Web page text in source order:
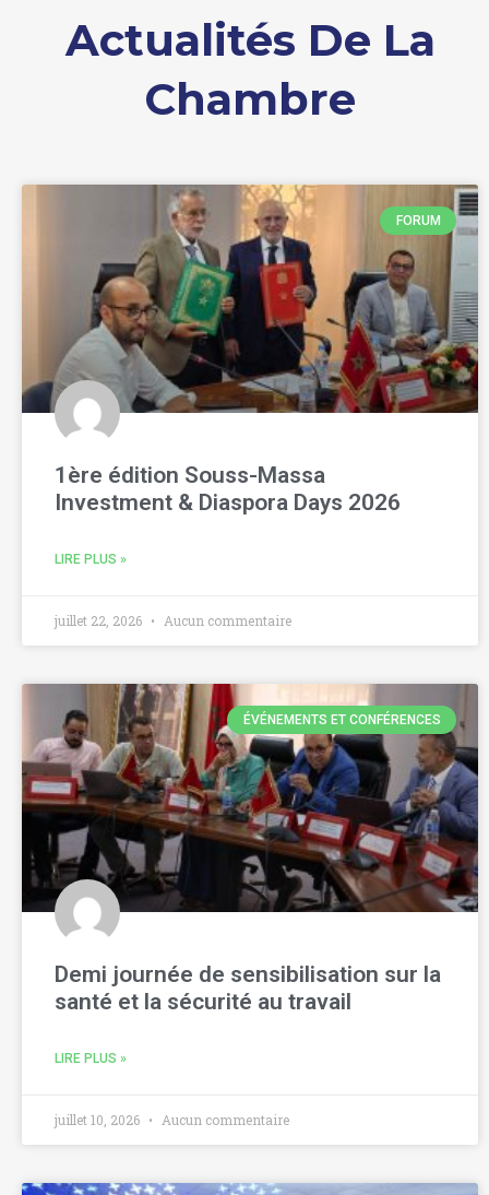
Actualités De La
Chambre
FORUM
1ère édition Souss-Massa
Investment & Diaspora Days 2026
LIRE PLUS »
juillet 22, 2026 Aucun commentaire
ÉVÉNEMENTS ET CONFÉRENCES
Demi journée de sensibilisation sur la
santé et la sécurité au travail
LIRE PLUS »
juillet 10, 2026 Aucun commentaire